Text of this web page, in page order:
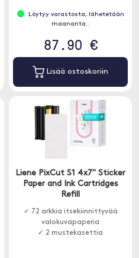
Löytyy varastosta, lähetetään
maananta..
87.90 €
Lisää ostoskoriin
Liene PixCut S1 4x7" Sticker
Paper and Ink Cartridges
Refill
✓ 72 arkkia itsekiinnittyvää
valokuvapaperia
✓ 2 mustekasettia